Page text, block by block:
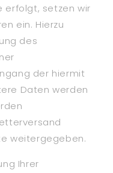
erfolgt, setzen wir
ein. Hierzu
des
der hiermit
Daten werden
weitergegeben.
Ihrer